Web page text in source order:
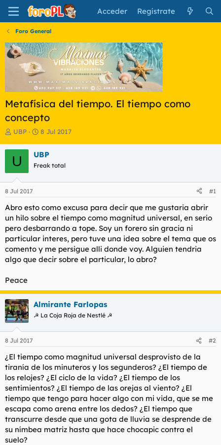
Acceder Regístrate
Foro General
Metafísica del tiempo. El tiempo como
concepto
I
i
c
i
a
d
o
d
e
l
t
e
a
UBP
F
h
a
e
i
c
i
o
8 Jul 2017
U UBP
Freak total
8 Jul 2017 #1
Abro esto como excusa para decir que me gustaria abrir
un hilo sobre el tiempo como magnitud universal, en serio
pero desbarrando a tope. Soy un forero sin gracia ni
particular interes, pero tuve una idea sobre el tema que os
comento y me persigue alli donde voy. Alguien tendria
algo que decir sobre el particular, lo abro?
Peace
Almirante Farlopas
☭ La Coja Roja de Nestlé ☭
8 Jul 2017 #2
¿El tiempo como magnitud universal desprovisto de la
tiranía de los minuteros y los segunderos? ¿El tiempo de
los relojes? ¿El ciclo de la vida? ¿El tiempo de los
sentimientos? ¿El tiempo de las orejas al viento? ¿El
tiempo que tengo para hacer algo con mi vida, que se me
escapa como arena entre los dedos? ¿El tiempo que
transcurre desde que una gota de lluvia se desprende de
su nímbea matriz hasta que hace chocapic contra el
suelo?